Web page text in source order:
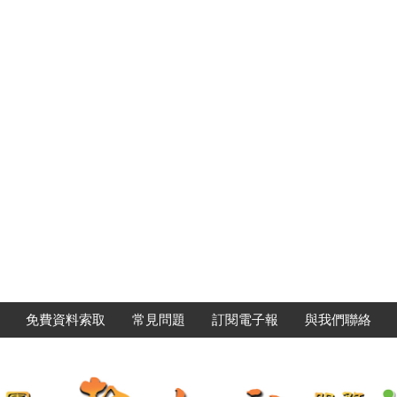
免費資料索取 常見問題 訂閱電子報 與我們聯絡